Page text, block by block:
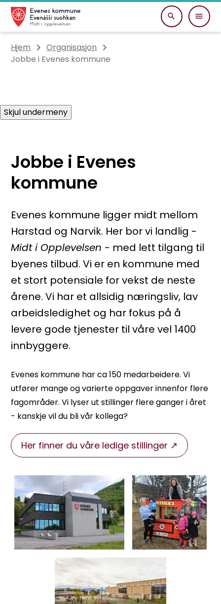
Evenes kommune
Du er her:
Hjem
Organisasjon
Jobbe i Evenes kommune
Skjul undermeny
Jobbe i Evenes
kommune
Evenes kommune ligger midt mellom
Harstad og Narvik. Her bor vi landlig -
Midt i Opplevelsen - med lett tilgang til
byenes tilbud. Vi er en kommune med
et stort potensiale for vekst de neste
årene. Vi har et allsidig næringsliv, lav
arbeidsledighet og har fokus på å
levere gode tjenester til våre vel 1400
innbyggere.
Evenes kommune har ca 150 medarbeidere. Vi
utfører mange og varierte oppgaver innenfor flere
fagområder. Vi lyser ut stillinger flere ganger i året
- kanskje vil du bli vår kollega?
Her finner du våre ledige stillinger